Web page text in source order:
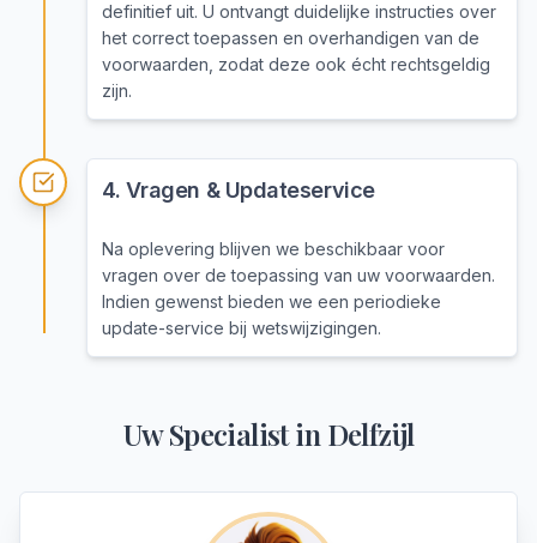
definitief uit. U ontvangt duidelijke instructies over
het correct toepassen en overhandigen van de
voorwaarden, zodat deze ook écht rechtsgeldig
zijn.
4. Vragen & Updateservice
Na oplevering blijven we beschikbaar voor
vragen over de toepassing van uw voorwaarden.
Indien gewenst bieden we een periodieke
update-service bij wetswijzigingen.
Uw Specialist in Delfzijl